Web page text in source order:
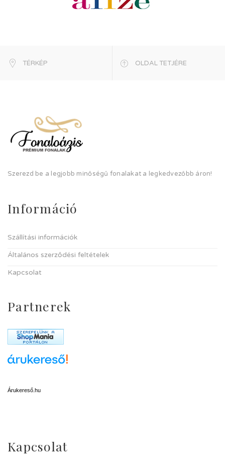
TÉRKÉP OLDAL TETJÉRE
Szerezd be a legjobb minőségű fonalakat a legkedvezőbb áron!
Információ
Szállítási információk
Általános szerződési feltételek
Kapcsolat
Partnerek
Árukereső.hu
Kapcsolat